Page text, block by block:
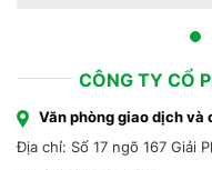
CÔNG TY CỔ
Văn phòng giao dịch và
Địa chỉ: Số 17 ngõ 167 Giải